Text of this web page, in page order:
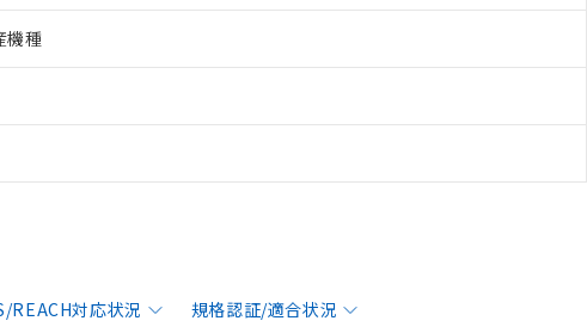
機種
REACH対応状況 規格認証/適合状況